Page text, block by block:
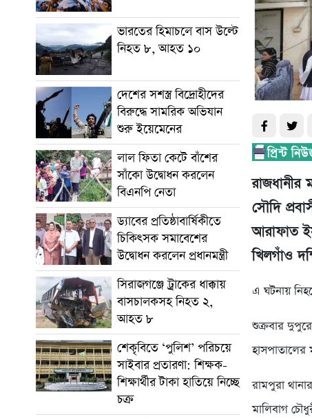
ভারতের হিমাচলে বাস উল্টে
নিহত ৮, আহত ১০
দেশের সশস্ত্র বিদ্রোহীদের
বিরুদ্ধে সামরিক অভিযান
শুরু ইয়েমেনের
লাল ফিতা কেটে বাঁশের
সাঁকো উদ্বোধন করলেন
বিএনপি নেতা
ড্যাবের প্রতিষ্ঠাবার্ষিকীতে
চিকিৎসক সমাবেশের
উদ্বোধন করলেন প্রধানমন্ত্রী
সিরাজগঞ্জে ট্রাকের ধাক্কায়
বাসচালকসহ নিহত ২,
আহত ৮
শেকৃবিতে ‘পুলিশ’ পরিচয়ে
সাইবার প্রতারণা: শিক্ষক-
শিক্ষার্থীর টাকা হাতিয়ে নিচ্ছে
চক্র
সৌদি
আরাফাত
খিলগাঁও
এ ঘটনায়
শুক্রবার
হাসপাতালের
রামপুরা
মালিবাগ